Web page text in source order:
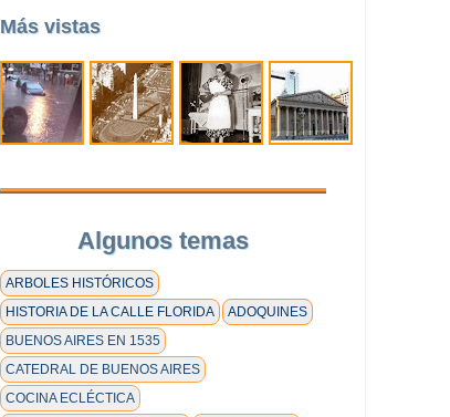
Más vistas
Algunos temas
ARBOLES HISTÓRICOS
HISTORIA DE LA CALLE FLORIDA
ADOQUINES
BUENOS AIRES EN 1535
CATEDRAL DE BUENOS AIRES
COCINA ECLÉCTICA